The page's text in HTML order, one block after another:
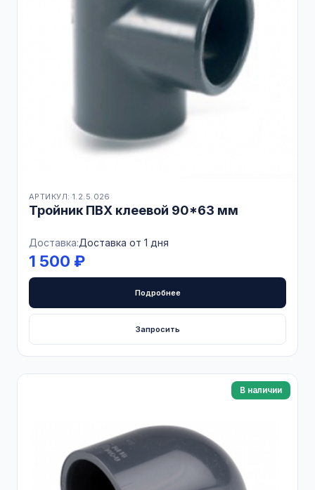
АРТИКУЛ: 1.2.5.026
Тройник ПВХ клеевой 90*63 мм
Доставка:Доставка от 1 дня
1 500 ₽
Подробнее
Запросить
В наличии